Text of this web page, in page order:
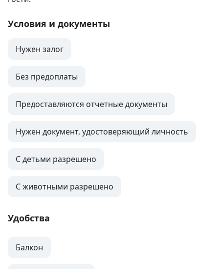
Условия и документы
Нужен залог
Без предоплаты
Предоставляются отчетные документы
Нужен документ, удостоверяющий личность
С детьми разрешено
С животными разрешено
Удобства
Балкон